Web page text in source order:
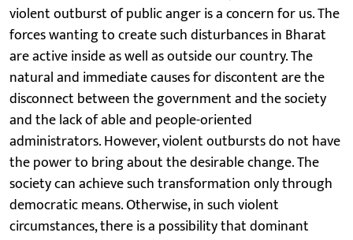
violent outburst of public anger is a concern for us. The
forces wanting to create such disturbances in Bharat
are active inside as well as outside our country. The
natural and immediate causes for discontent are the
disconnect between the government and the society
and the lack of able and people-oriented
administrators. However, violent outbursts do not have
the power to bring about the desirable change. The
society can achieve such transformation only through
democratic means. Otherwise, in such violent
circumstances, there is a possibility that dominant